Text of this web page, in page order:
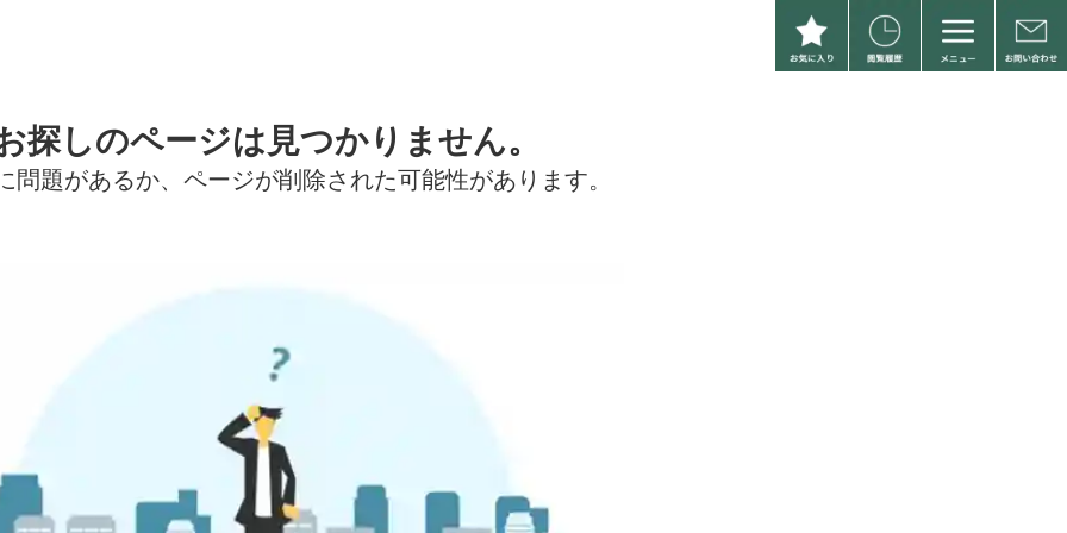
探しのページは見つかりません。
問題があるか、ページが削除された可能性があります。